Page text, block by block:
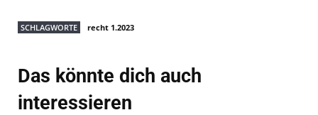
SCHLAGWORTE recht 1.2023
Das könnte dich auch
interessieren